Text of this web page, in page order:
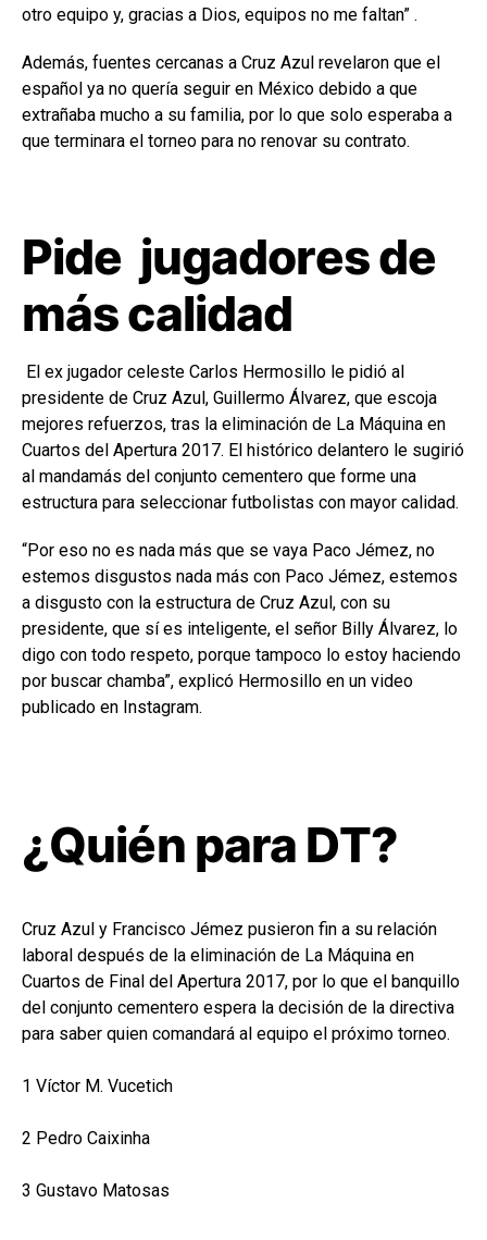
otro equipo y, gracias a Dios, equipos no me faltan” .
Además, fuentes cercanas a Cruz Azul revelaron que el
español ya no quería seguir en México debido a que
extrañaba mucho a su familia, por lo que solo esperaba a
que terminara el torneo para no renovar su contrato.
Pide jugadores de
más calidad
El ex jugador celeste Carlos Hermosillo le pidió al
presidente de Cruz Azul, Guillermo Álvarez, que escoja
mejores refuerzos, tras la eliminación de La Máquina en
Cuartos del Apertura 2017. El histórico delantero le sugirió
al mandamás del conjunto cementero que forme una
estructura para seleccionar futbolistas con mayor calidad.
“Por eso no es nada más que se vaya Paco Jémez, no
estemos disgustos nada más con Paco Jémez, estemos
a disgusto con la estructura de Cruz Azul, con su
presidente, que sí es inteligente, el señor Billy Álvarez, lo
digo con todo respeto, porque tampoco lo estoy haciendo
por buscar chamba”, explicó Hermosillo en un video
publicado en Instagram.
¿Quién para DT?
Cruz Azul y Francisco Jémez pusieron fin a su relación
laboral después de la eliminación de La Máquina en
Cuartos de Final del Apertura 2017, por lo que el banquillo
del conjunto cementero espera la decisión de la directiva
para saber quien comandará al equipo el próximo torneo.
1 Víctor M. Vucetich
2 Pedro Caixinha
3 Gustavo Matosas